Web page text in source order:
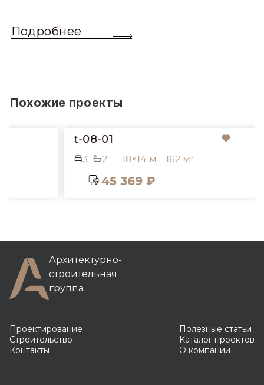
обычный одинарный кирпич. Размер блоков различен
Подробнее
Похожие проекты
t-08-01
2 18×14 м 162 м²
45 369 ₽
Архитектурно-
строительная
группа
Проектирование
Строительство
Контакты
Полезные статьи
Каталог проектов
О компании